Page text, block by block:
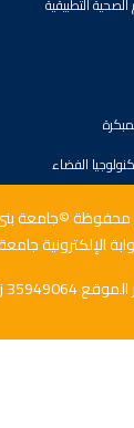
الفضاء
محفوظة ©جامعة
الإلكترونية
35949064 زائر